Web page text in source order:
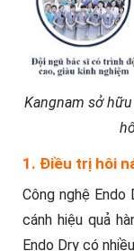
Kangnam sở
1. Điều trị hôi
Công nghệ
cánh hiệu quả
Endo Dry có